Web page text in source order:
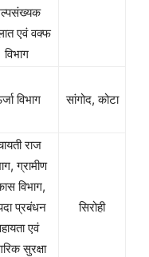
एवं वक्फ
विभाग
विभाग सांगोद, कोटा
राज
ग्रामीण
विभाग,
प्रबंधन
एवं
सुरक्षा
सिरोही